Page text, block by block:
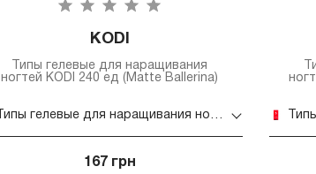
KODI
Типы гелевые для наращивания
ногтей KODI 240 ед (Matte Ballerina)
Типы гелевые для наращивания ногтей KODI 240 ед (Matte Ballerina)
167 грн